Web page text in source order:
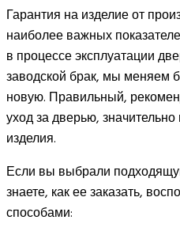
Гарантия на изделие от
наиболее важных
в процессе эксплуатации
заводской брак, мы меняем
новую. Правильный,
уход за дверью,
изделия.
Если вы выбрали
знаете, как ее заказать,
способами: